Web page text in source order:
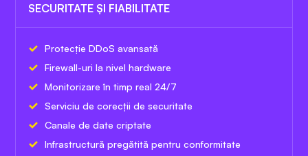
SECURITATE ȘI FIABILITATE
Protecție DDoS avansată
Firewall-uri la nivel hardware
Monitorizare în timp real 24/7
Serviciu de corecții de securitate
Canale de date criptate
Infrastructură pregătită pentru conformitate